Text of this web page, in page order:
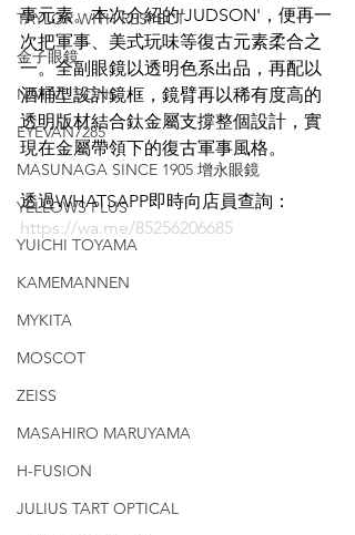
TAYLOR WITH RESPECT
金子眼鏡
NATIVE SONS
EYEVAN7285
MASUNAGA SINCE 1905 增永眼鏡
YELLOWS PLUS
YUICHI TOYAMA
KAMEMANNEN
MYKITA
MOSCOT
ZEISS
MASAHIRO MARUYAMA
H-FUSION
JULIUS TART OPTICAL
事元素。本次介紹的'JUDSON'，便再一
次把軍事、美式玩味等復古元素柔合之
一。全副眼鏡以透明色系出品，再配以
酒桶型設計鏡框，鏡臂再以稀有度高的
透明版材結合鈦金屬支撐整個設計，實
現在金屬帶領下的復古軍事風格。
透過WHATSAPP即時向店員查詢：
https://wa.me/85256206685